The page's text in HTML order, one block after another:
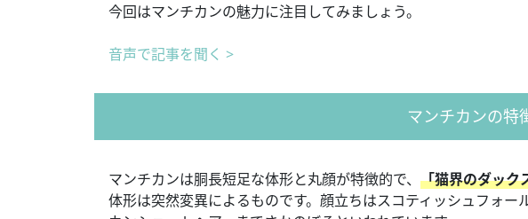
今回はマンチカンの魅力に注目してみましょう。
音声で記事を聞く >
マンチカンの特
マンチカンは胴長短足な体形と丸顔が特徴的で、 「猫界のダック
体形は突然変異によるものです。顔立ちはスコティッシュフォー